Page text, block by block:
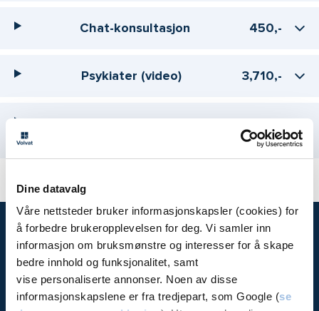
Dine datavalg
Våre nettsteder bruker informasjonskapsler (cookies) for
å forbedre brukeropplevelsen for deg. Vi samler inn
informasjon om bruksmønstre og interesser for å skape
bedre innhold og funksjonalitet, samt
vise personaliserte annonser. Noen av disse
informasjonskapslene er fra tredjepart, som Google (se
Chat-konsultasjon 450,-
Psykiater (video) 3,710,-
Legevakt: Drop-in på
telefon/video
1,250,-
Volvat
Priser
Bli medlem